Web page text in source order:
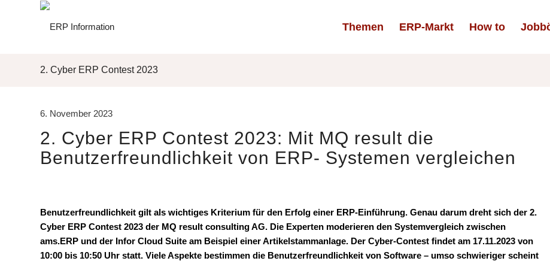
Themen ERP-Markt How to
2. Cyber ERP Contest 2023
6. November 2023
2. Cyber ERP Contest 2023: Mit MQ result die
Benutzerfreundlichkeit von ERP- Systemen vergleichen
Benutzerfreundlichkeit gilt als wichtiges Kriterium für den Erfolg einer ERP-Einführung. Genau darum dreht sich der 2.
Cyber ERP Contest 2023 der MQ result consulting AG. Die Experten moderieren den Systemvergleich zwischen
ams.ERP und der Infor Cloud Suite am Beispiel einer Artikelstammanlage. Der Cyber-Contest findet am 17.11.2023 von
10:00 bis 10:50 Uhr statt. Viele Aspekte bestimmen die Benutzerfreundlichkeit von Software – umso schwieriger scheint